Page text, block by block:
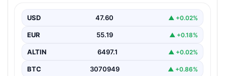
Galatasaray, transfer çalışmalarını yoğunlaştırdığı yaz
kırmızılı yönetim, özellikle…
USD 47.60 ▲ +0.02%
EUR 55.19 ▲ +0.18%
ALTIN 6497.1 ▲ +0.02%
BTC 3070949 ▲ +0.86%